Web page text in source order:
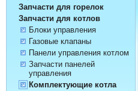
Запчасти для горелок
Запчасти для котлов
Блоки управления
Газовые клапаны
Панели управления котлом
Запчасти панелей
управления
Комплектующие котла